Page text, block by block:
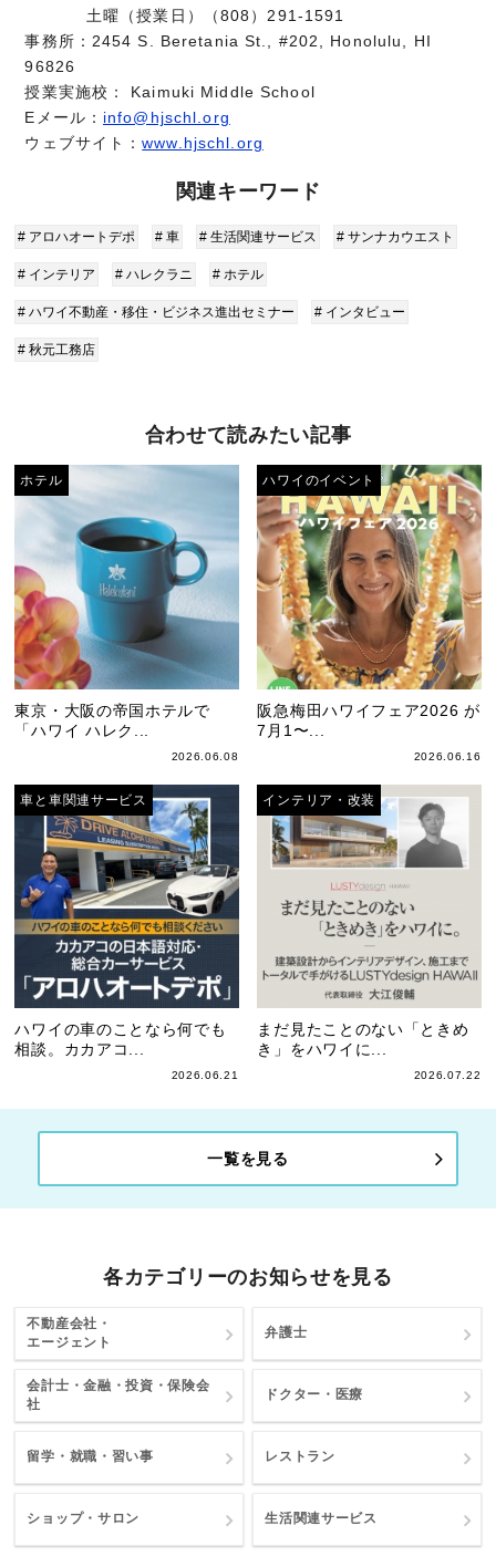
土曜（授業日）（808）291-1591
事務所：2454 S. Beretania St., #202, Honolulu, HI
96826
授業実施校： Kaimuki Middle School
Eメール： info@hjschl.org
ウェブサイト：www.hjschl.org
関連キーワード
# アロハオートデポ # 車 # 生活関連サービス # サンナカウエスト
# インテリア # ハレクラニ # ホテル
# ハワイ不動産・移住・ビジネス進出セミナー # インタビュー
# 秋元工務店
合わせて読みたい記事
ホテル
東京・大阪の帝国ホテルで
「ハワイ ハレク...
2026.06.08
ハワイのイベント
阪急梅田ハワイフェア2026 が
7月1〜...
2026.06.16
車と車関連サービス
ハワイの車のことなら何でも
相談。カカアコ...
2026.06.21
インテリア・改装
まだ見たことのない「ときめ
き」をハワイに...
2026.07.22
一覧を見る
各カテゴリーのお知らせを見る
不動産会社・
エージェント
弁護士
会計士・金融・投資・保険会
社
ドクター・医療
留学・就職・習い事 レストラン
ショップ・サロン 生活関連サービス